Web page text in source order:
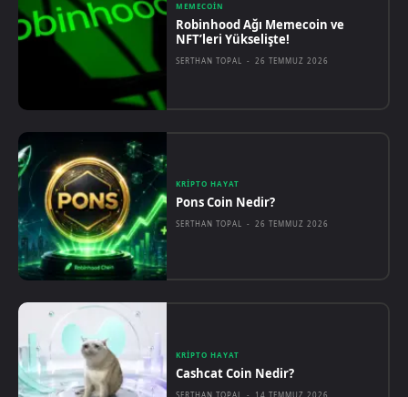
MEMECOIN
Robinhood Ağı Memecoin ve
NFT’leri Yükselişte!
SERTHAN TOPAL - 26 TEMMUZ 2026
KRIPTO HAYAT
Pons Coin Nedir?
SERTHAN TOPAL - 26 TEMMUZ 2026
KRIPTO HAYAT
Cashcat Coin Nedir?
SERTHAN TOPAL - 14 TEMMUZ 2026